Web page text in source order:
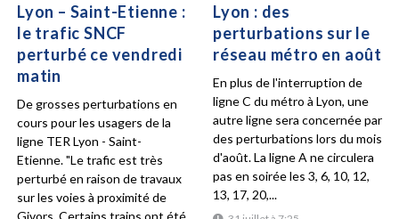
Lyon – Saint-Etienne :
le trafic SNCF
perturbé ce vendredi
matin
De grosses perturbations en
cours pour les usagers de la
ligne TER Lyon - Saint-
Etienne. "Le trafic est très
perturbé en raison de travaux
sur les voies à proximité de
Givors. Certains trains ont été
Lyon : des
perturbations sur le
réseau métro en août
En plus de l'interruption de
ligne C du métro à Lyon, une
autre ligne sera concernée par
des perturbations lors du mois
d'août. La ligne A ne circulera
pas en soirée les 3, 6, 10, 12,
13, 17, 20,...